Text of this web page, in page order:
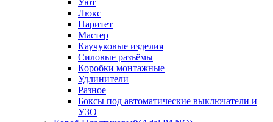
Уют
Люкс
Паритет
Мастер
Каучуковые изделия
Силовые разъёмы
Коробки монтажные
Удлинители
Разное
Боксы под автоматические выключатели и
УЗО